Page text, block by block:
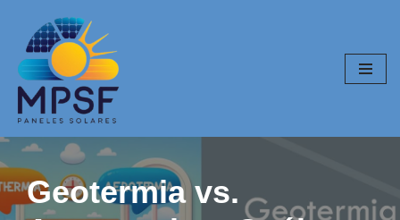
Saltar
al
contenido
Geotermia vs.